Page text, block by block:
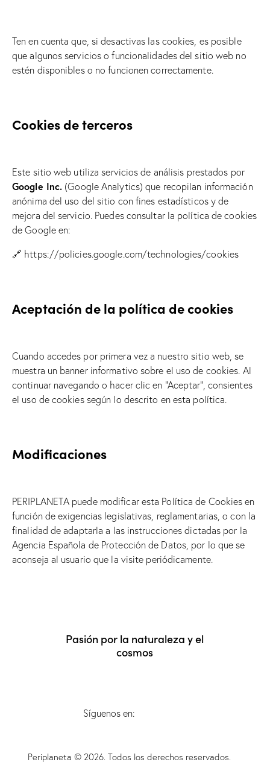
Ten en cuenta que, si desactivas las cookies, es posible
que algunos servicios o funcionalidades del sitio web no
estén disponibles o no funcionen correctamente.
Cookies de terceros
Este sitio web utiliza servicios de análisis prestados por
Google Inc. (Google Analytics) que recopilan información
anónima del uso del sitio con fines estadísticos y de
mejora del servicio. Puedes consultar la política de cookies
de Google en:
🔗 https://policies.google.com/technologies/cookies
Aceptación de la política de cookies
Cuando accedes por primera vez a nuestro sitio web, se
muestra un banner informativo sobre el uso de cookies. Al
continuar navegando o hacer clic en “Aceptar”, consientes
el uso de cookies según lo descrito en esta política.
Modificaciones
PERIPLANETA puede modificar esta Política de Cookies en
función de exigencias legislativas, reglamentarias, o con la
finalidad de adaptarla a las instrucciones dictadas por la
Agencia Española de Protección de Datos, por lo que se
aconseja al usuario que la visite periódicamente.
Pasión por la naturaleza y el
cosmos
Síguenos en:
Periplaneta © 2026. Todos los derechos reservados.